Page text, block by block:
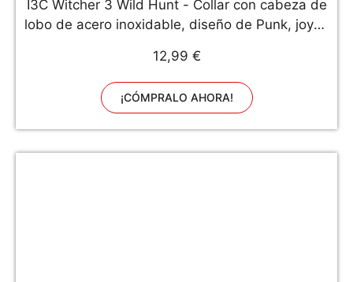
I3C Witcher 3 Wild Hunt - Collar con cabeza de
lobo de acero inoxidable, diseño de Punk, joyas
12,99 €
¡CÓMPRALO AHORA!